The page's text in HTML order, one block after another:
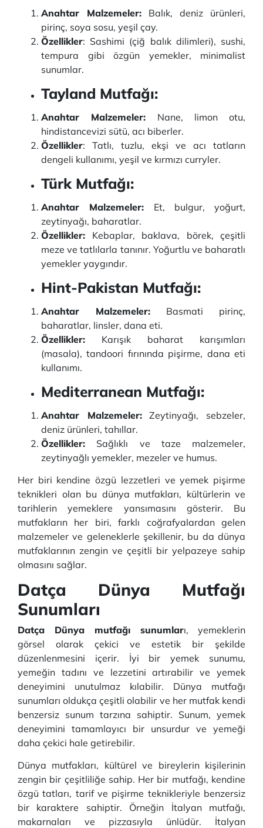
Anahtar Malzemeler: Balık, deniz ürünleri,
pirinç, soya sosu, yeşil çay.
Özellikler: Sashimi (çiğ balık dilimleri), sushi,
tempura gibi özgün yemekler, minimalist
sunumlar.
Tayland Mutfağı:
Anahtar Malzemeler: Nane, limon otu,
hindistancevizi sütü, acı biberler.
Özellikler: Tatlı, tuzlu, ekşi ve acı tatların
dengeli kullanımı, yeşil ve kırmızı curryler.
Türk Mutfağı:
Anahtar Malzemeler: Et, bulgur, yoğurt,
zeytinyağı, baharatlar.
Özellikler: Kebaplar, baklava, börek, çeşitli
meze ve tatlılarla tanınır. Yoğurtlu ve baharatlı
yemekler yaygındır.
Hint-Pakistan Mutfağı:
Anahtar Malzemeler: Basmati pirinç,
baharatlar, linsler, dana eti.
Özellikler: Karışık baharat karışımları
(masala), tandoori fırınında pişirme, dana eti
kullanımı.
Mediterranean Mutfağı:
Anahtar Malzemeler:Zeytinyağı, sebzeler,
deniz ürünleri, tahıllar.
Özellikler: Sağlıklı ve taze malzemeler,
zeytinyağlı yemekler, mezeler ve humus.
Her biri kendine özgü lezzetleri ve yemek pişirme
teknikleri olan bu dünya mutfakları, kültürlerin ve
tarihlerin yemeklere yansımasını gösterir. Bu
mutfakların her biri, farklı coğrafyalardan gelen
malzemeler ve geleneklerle şekillenir, bu da dünya
mutfaklarının zengin ve çeşitli bir yelpazeye sahip
olmasını sağlar.
Datça Dünya Mutfağı
Sunumları
Datça Dünya mutfağı sunumları, yemeklerin
görsel olarak çekici ve estetik bir şekilde
düzenlenmesini içerir. İyi bir yemek sunumu,
yemeğin tadını ve lezzetini artırabilir ve yemek
deneyimini unutulmaz kılabilir. Dünya mutfağı
sunumları oldukça çeşitli olabilir ve her mutfak kendi
benzersiz sunum tarzına sahiptir. Sunum, yemek
deneyimini tamamlayıcı bir unsurdur ve yemeği
daha çekici hale getirebilir.
Dünya mutfakları, kültürel ve bireylerin kişilerinin
zengin bir çeşitliliğe sahip. Her bir mutfağı, kendine
özgü tatları, tarif ve pişirme teknikleriyle benzersiz
bir karaktere sahiptir. Örneğin İtalyan mutfağı,
makarnaları ve pizzasıyla ünlüdür. İtalyan